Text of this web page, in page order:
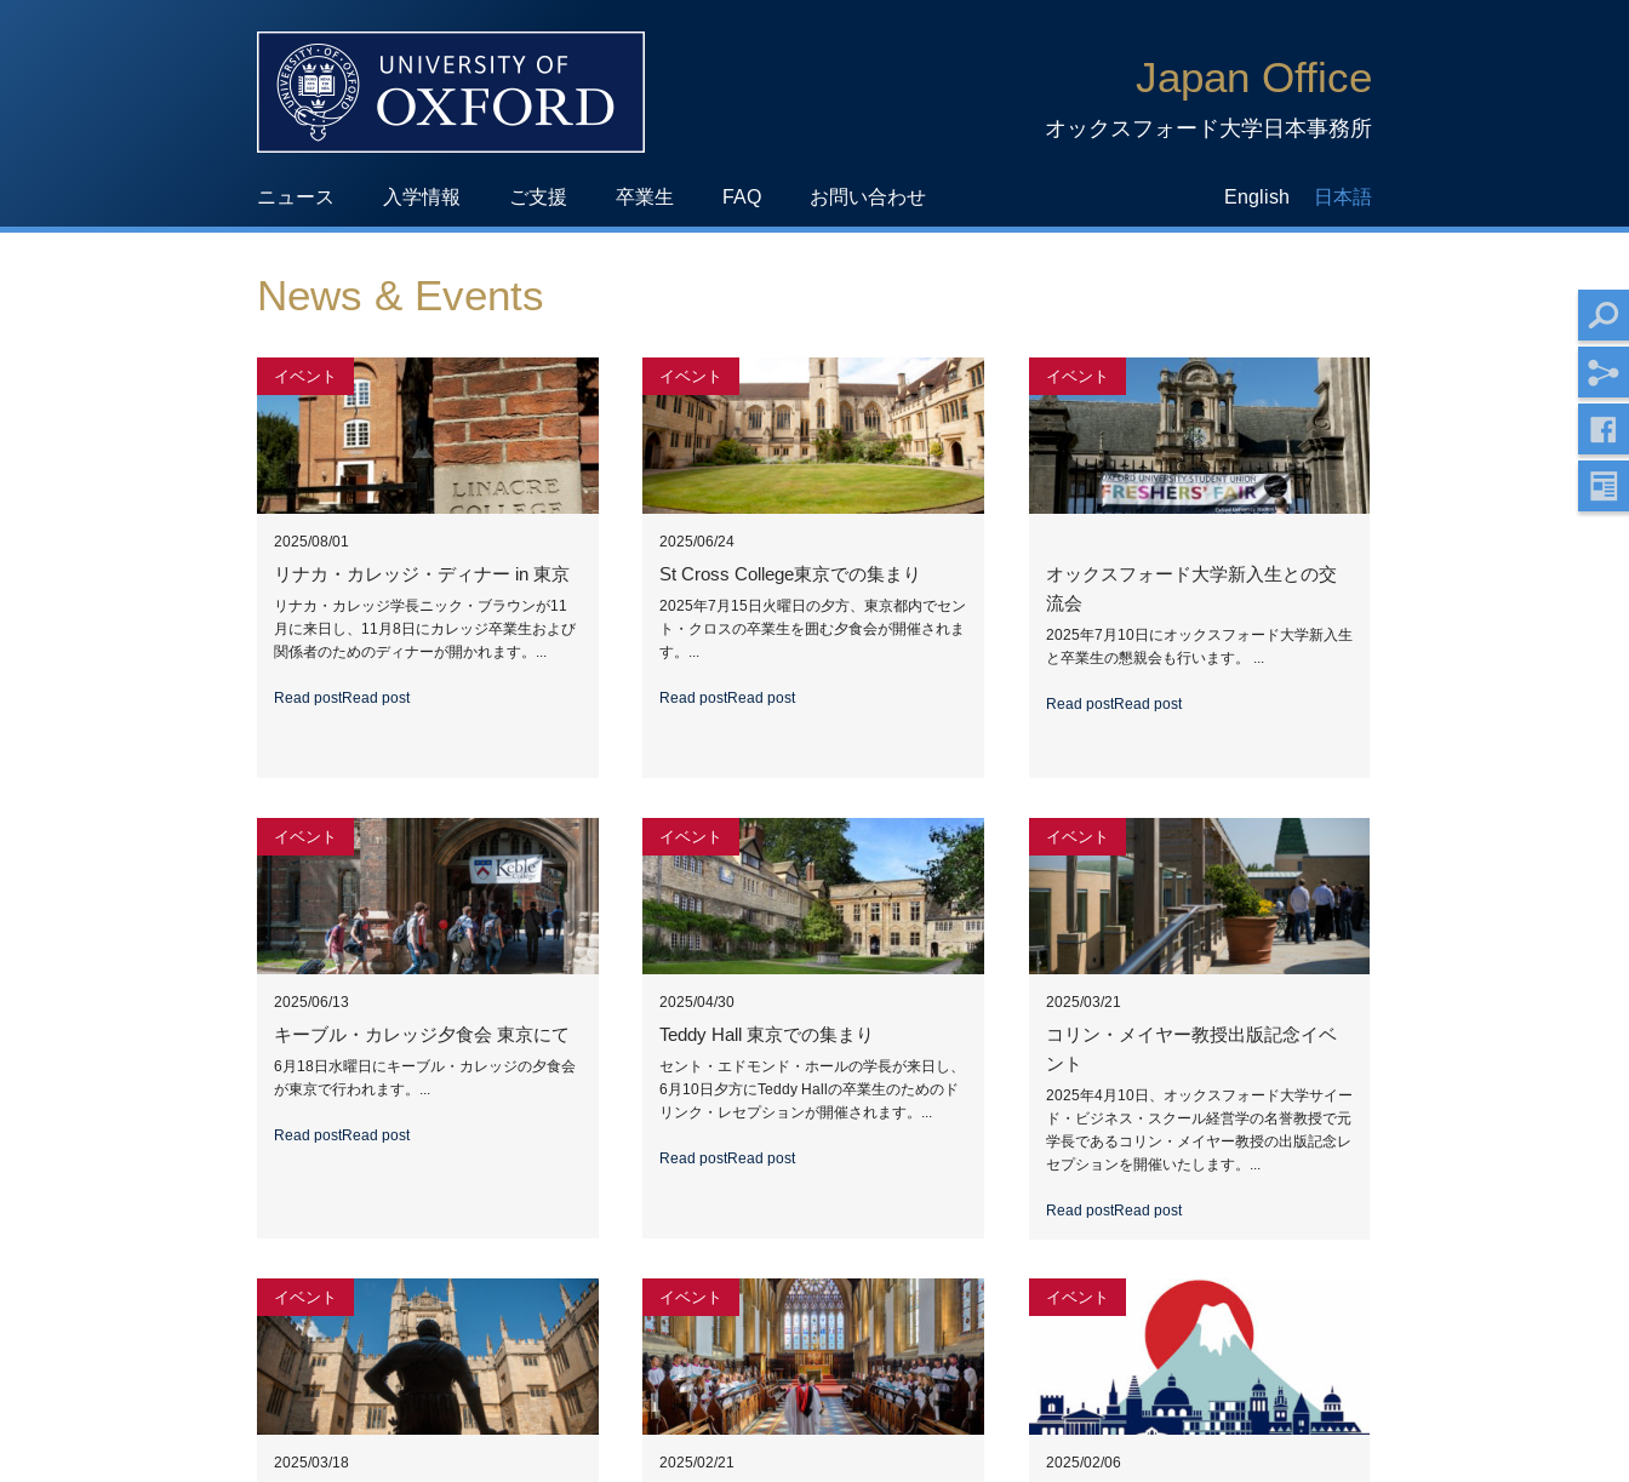
Japan Office
オックスフォード大学日本事務所
ニュース 入学情報 ご支援 卒業生 FAQ お問い合わせ 日本語
English
News & Events
イベント
2025/08/01
リナカ・カレッジ・ディナー in 東京
リナカ・カレッジ学長ニック・ブラウンが11
月に来日し、11月8日にカレッジ卒業生および
関係者のためのディナーが開かれます。...
Read postRead post
イベント
2025/06/24
St Cross College東京での集まり
2025年7月15日火曜日の夕方、東京都内でセン
ト・クロスの卒業生を囲む夕食会が開催されま
す。...
Read postRead post
イベント
オックスフォード大学新入生との交
流会
2025年7月10日にオックスフォード大学新入生
と卒業生の懇親会も行います。 ...
Read postRead post
イベント
2025/06/13
キーブル・カレッジ夕食会 東京にて
6月18日水曜日にキーブル・カレッジの夕食会
が東京で行われます。...
Read postRead post
イベント
2025/04/30
Teddy Hall 東京での集まり
セント・エドモンド・ホールの学長が来日し、
6月10日夕方にTeddy Hallの卒業生のためのド
リンク・レセプションが開催されます。...
Read postRead post
イベント
2025/03/21
コリン・メイヤー教授出版記念イベ
ント
2025年4月10日、オックスフォード大学サイー
ド・ビジネス・スクール経営学の名誉教授で元
学長であるコリン・メイヤー教授の出版記念レ
セプションを開催いたします。...
Read postRead post
イベント
2025/03/18
イベント
2025/02/21
イベント
2025/02/06